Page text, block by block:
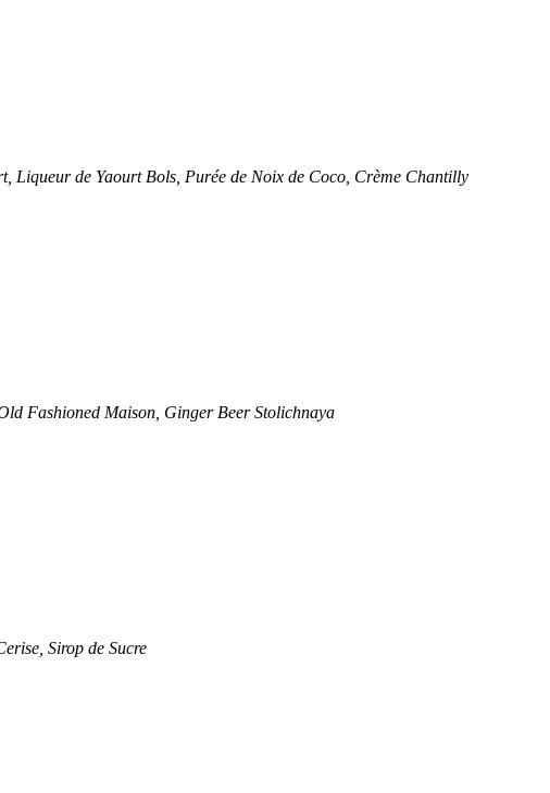
Liqueur de Yaourt Bols, Purée de Noix de Coco, Crème Chantilly
Fashioned Maison, Ginger Beer Stolichnaya
Sirop de Sucre